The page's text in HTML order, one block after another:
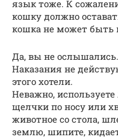
язык тоже. К
кошку должно
кошка не может быть
Да, вы не ослышались.
Наказания не
этого хотели.
Неважно,
щелчки по носу или
животное со стола,
землю, шипите,